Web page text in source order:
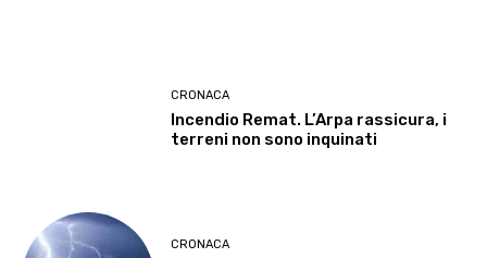
CRONACA
Incendio Remat. L’Arpa rassicura, i
terreni non sono inquinati
CRONACA